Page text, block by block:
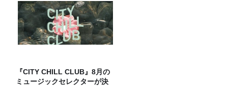
『CITY CHILL CLUB』8月の
ミュージックセレクターが決